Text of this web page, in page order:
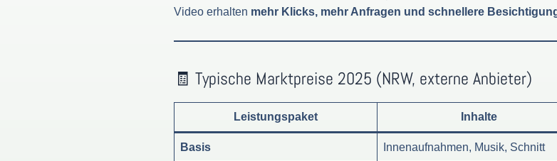
Video erhalten mehr Klicks, mehr Anfragen und schnellere
🧾 Typische Marktpreise 2025 (NRW, externe Anbieter)
Leistungspaket Inhalte
Basis Innenaufnahmen, Musik, Schnitt